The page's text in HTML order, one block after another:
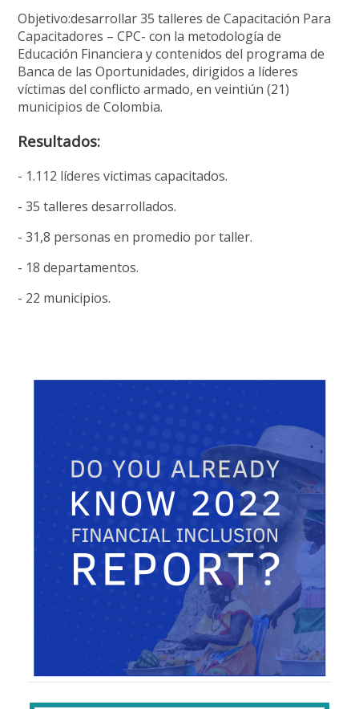
Objetivo:desarrollar 35 talleres de Capacitación Para
Capacitadores – CPC- con la metodología de
Educación Financiera y contenidos del programa de
Banca de las Oportunidades, dirigidos a líderes
víctimas del conflicto armado, en veintiún (21)
municipios de Colombia.
Resultados:
- 1.112 líderes victimas capacitados.
- 35 talleres desarrollados.
- 31,8 personas en promedio por taller.
- 18 departamentos.
- 22 municipios.